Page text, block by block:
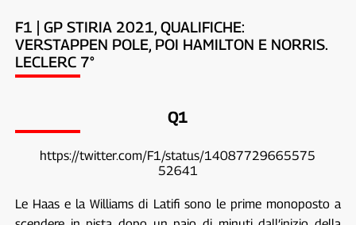
F1 | GP STIRIA 2021, QUALIFICHE:
VERSTAPPEN POLE, POI HAMILTON E NORRIS.
LECLERC 7°
Q1
https://twitter.com/F1/status/14087729665575
52641
Le Haas e la Williams di Latifi sono le prime monoposto a